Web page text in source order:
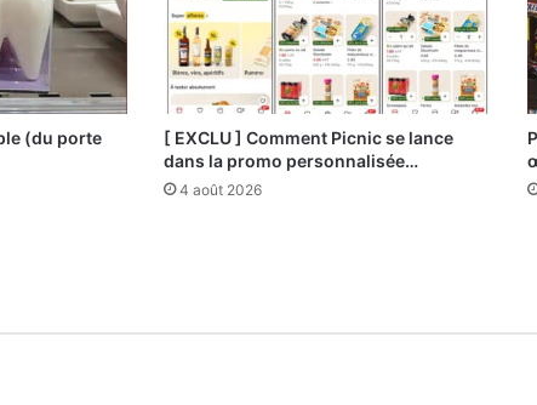
(du porte
[ EXCLU ] Comment Picnic se lance
dans la promo personnalisée…
4 août 2026